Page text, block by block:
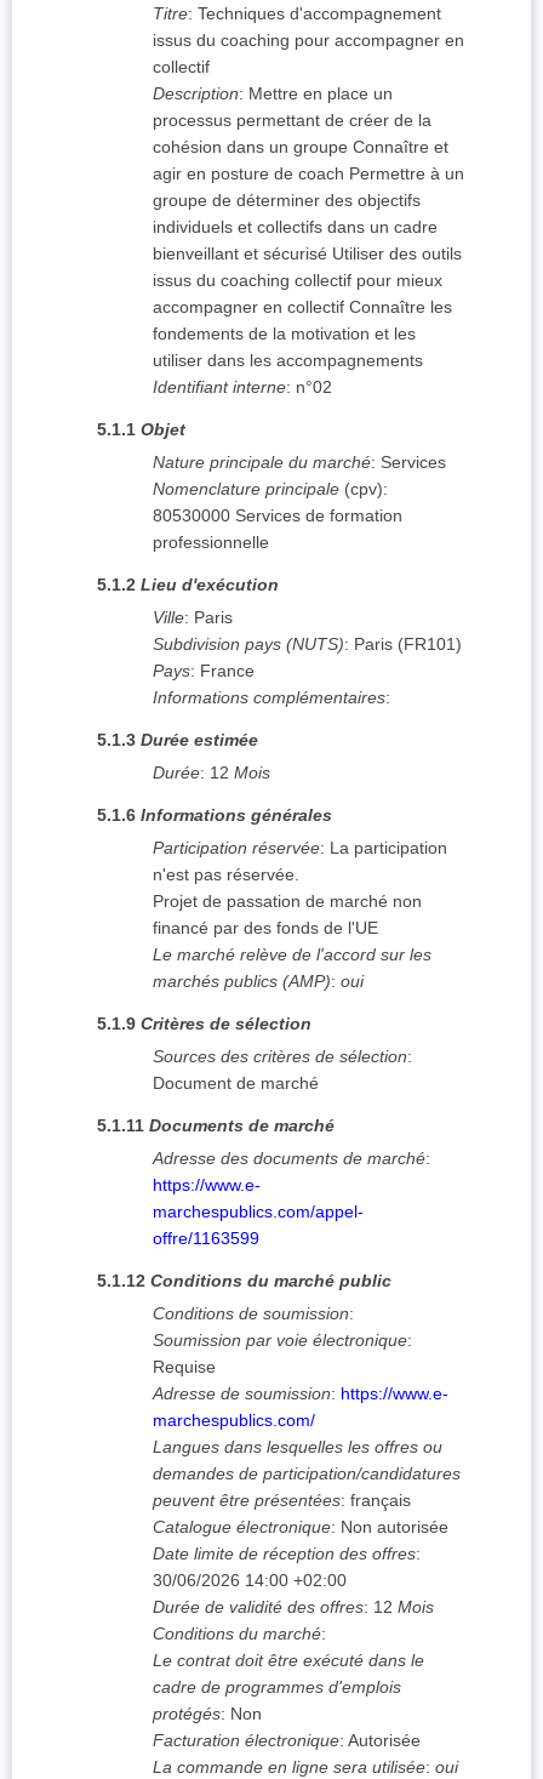
Titre: Techniques d'accompagnement
issus du coaching pour accompagner en
collectif
Description: Mettre en place un
processus permettant de créer de la
cohésion dans un groupe Connaître et
agir en posture de coach Permettre à un
groupe de déterminer des objectifs
individuels et collectifs dans un cadre
bienveillant et sécurisé Utiliser des outils
issus du coaching collectif pour mieux
accompagner en collectif Connaître les
fondements de la motivation et les
utiliser dans les accompagnements
Identifiant interne: n°02
5.1.1 Objet
Nature principale du marché: Services
Nomenclature principale (cpv):
80530000 Services de formation
professionnelle
5.1.2 Lieu d'exécution
Ville: Paris
Subdivision pays (NUTS): Paris (FR101)
Pays: France
Informations complémentaires:
5.1.3 Durée estimée
Durée: 12 Mois
5.1.6 Informations générales
Participation réservée: La participation
n'est pas réservée.
Projet de passation de marché non
financé par des fonds de l'UE
Le marché relève de l'accord sur les
marchés publics (AMP): oui
5.1.9 Critères de sélection
Sources des critères de sélection:
Document de marché
5.1.11 Documents de marché
Adresse des documents de marché:
https://www.e-
marchespublics.com/appel-
offre/1163599
5.1.12 Conditions du marché public
Conditions de soumission:
Soumission par voie électronique:
Requise
Adresse de soumission: https://www.e-
marchespublics.com/
Langues dans lesquelles les offres ou
demandes de participation/candidatures
peuvent être présentées: français
Catalogue électronique: Non autorisée
Date limite de réception des offres:
30/06/2026 14:00 +02:00
Durée de validité des offres: 12 Mois
Conditions du marché:
Le contrat doit être exécuté dans le
cadre de programmes d'emplois
protégés: Non
Facturation électronique: Autorisée
La commande en ligne sera utilisée: oui